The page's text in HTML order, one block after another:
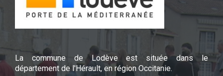
La commune de Lodève est située dans le
département de l'Hérault, en région Occitanie.